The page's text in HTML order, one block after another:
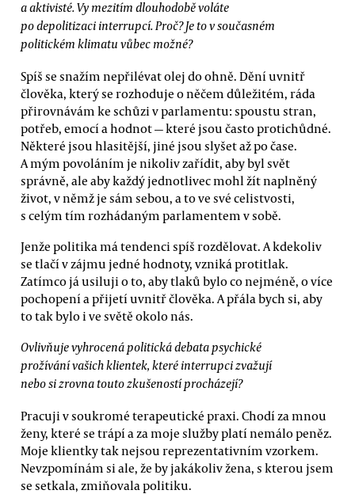
a aktivisté. Vy mezitím dlouhodobě voláte
po depolitizaci interrupcí. Proč? Je to v současném
politickém klimatu vůbec možné?
Spíš se snažím nepřilévat olej do ohně. Dění uvnitř
člověka, který se rozhoduje o něčem důležitém, ráda
přirovnávám ke schůzi v parlamentu: spoustu stran,
potřeb, emocí a hodnot — které jsou často protichůdné.
Některé jsou hlasitější, jiné jsou slyšet až po čase.
A mým povoláním je nikoliv zařídit, aby byl svět
správně, ale aby každý jednotlivec mohl žít naplněný
život, v němž je sám sebou, a to ve své celistvosti,
s celým tím rozhádaným parlamentem v sobě.
Jenže politika má tendenci spíš rozdělovat. A kdekoliv
se tlačí v zájmu jedné hodnoty, vzniká protitlak.
Zatímco já usiluji o to, aby tlaků bylo co nejméně, o více
pochopení a přijetí uvnitř člověka. A přála bych si, aby
to tak bylo i ve světě okolo nás.
Ovlivňuje vyhrocená politická debata psychické
prožívání vašich klientek, které interrupci zvažují
nebo si zrovna touto zkušeností procházejí?
Pracuji v soukromé terapeutické praxi. Chodí za mnou
ženy, které se trápí a za moje služby platí nemálo peněz.
Moje klientky tak nejsou reprezentativním vzorkem.
Nevzpomínám si ale, že by jakákoliv žena, s kterou jsem
se setkala, zmiňovala politiku.